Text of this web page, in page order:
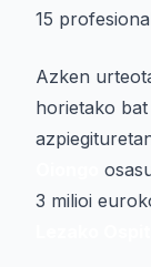
15
Azken
horietako bat
3 milioi